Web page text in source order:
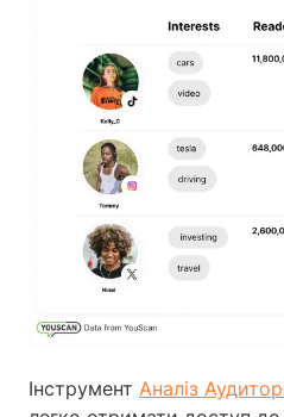
Інструмент Аналіз